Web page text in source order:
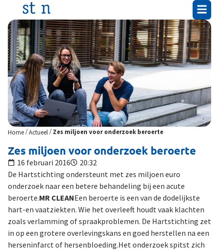
Home/Actueel /Zes miljoen voor onderzoek beroerte
Zes miljoen voor onderzoek beroerte
16 februari 2016
20:32
De Hartstichting ondersteunt met zes miljoen euro
onderzoek naar een betere behandeling bij een acute
beroerte.MR CLEANEen beroerte is een van de dodelijkste
hart-en vaatziekten. Wie het overleeft houdt vaak klachten
zoals verlamming of spraakproblemen. De Hartstichting zet
in op een grotere overlevingskans en goed herstellen na een
herseninfarct of hersenbloeding.Het onderzoek spitst zich